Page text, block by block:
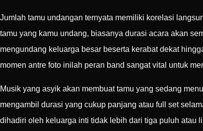
Jumlah tamu undangan ternyata memiliki korelasi
tamu yang kamu undang, biasanya durasi acara akan
mengundang keluarga besar beserta kerabat dekat
momen antre foto inilah peran band sangat vital untuk
Musik yang asyik akan membuat tamu yang sedang
mengambil durasi yang cukup panjang atau full set
dihadiri oleh keluarga inti tidak lebih dari tiga puluh atau